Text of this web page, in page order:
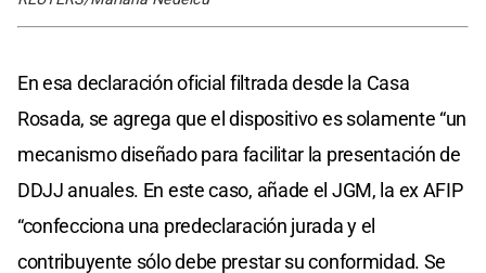
En esa declaración oficial filtrada desde la Casa
Rosada, se agrega que el dispositivo es solamente “un
mecanismo diseñado para facilitar la presentación de
DDJJ anuales. En este caso, añade el JGM, la ex AFIP
“confecciona una predeclaración jurada y el
contribuyente sólo debe prestar su conformidad. Se